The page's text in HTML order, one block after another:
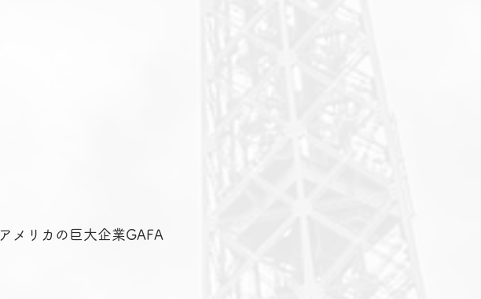
アメリカの巨大企業GAFA